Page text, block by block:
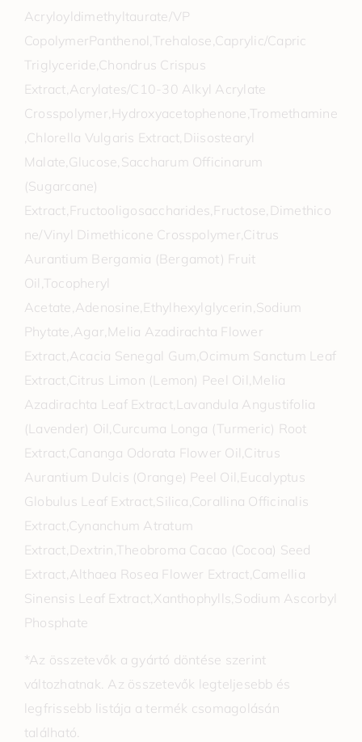
Acryloyldimethyltaurate/VP
CopolymerPanthenol,Trehalose,Caprylic/Capric
Triglyceride,Chondrus Crispus
Extract,Acrylates/C10-30 Alkyl Acrylate
Crosspolymer,Hydroxyacetophenone,Tromethamine
,Chlorella Vulgaris Extract,Diisostearyl
Malate,Glucose,Saccharum Officinarum
(Sugarcane)
Extract,Fructooligosaccharides,Fructose,Dimethico
ne/Vinyl Dimethicone Crosspolymer,Citrus
Aurantium Bergamia (Bergamot) Fruit
Oil,Tocopheryl
Acetate,Adenosine,Ethylhexylglycerin,Sodium
Phytate,Agar,Melia Azadirachta Flower
Extract,Acacia Senegal Gum,Ocimum Sanctum Leaf
Extract,Citrus Limon (Lemon) Peel Oil,Melia
Azadirachta Leaf Extract,Lavandula Angustifolia
(Lavender) Oil,Curcuma Longa (Turmeric) Root
Extract,Cananga Odorata Flower Oil,Citrus
Aurantium Dulcis (Orange) Peel Oil,Eucalyptus
Globulus Leaf Extract,Silica,Corallina Officinalis
Extract,Cynanchum Atratum
Extract,Dextrin,Theobroma Cacao (Cocoa) Seed
Extract,Althaea Rosea Flower Extract,Camellia
Sinensis Leaf Extract,Xanthophylls,Sodium Ascorbyl
Phosphate
*Az összetevők a gyártó döntése szerint
változhatnak. Az összetevők legteljesebb és
legfrissebb listája a termék csomagolásán
található.